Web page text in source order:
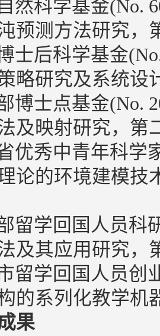
然科学基金(No.
预测方法研究，
士后科学基金
略研究及系统设
博士点基金(No.
及映射研究，第
优秀中青年科学
论的环境建模技
留学回国人员科
及其应用研究，
留学回国人员创
的系列化教学机
果